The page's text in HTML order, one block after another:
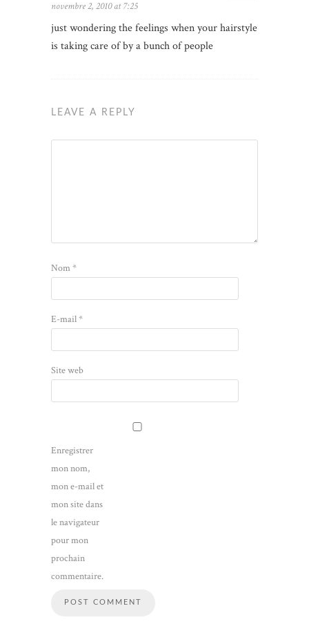
novembre 2, 2010 at 7:25
just wondering the feelings when your hairstyle
is taking care of by a bunch of people
LEAVE A REPLY
Nom*
E-mail*
Site web
Enregistrer
mon nom,
mon e-mail et
mon site dans
le navigateur
pour mon
prochain
commentaire.